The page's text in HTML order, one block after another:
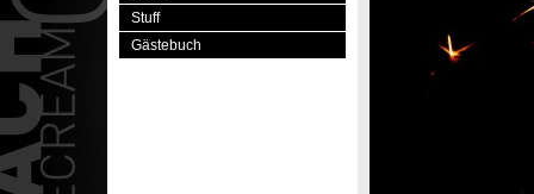
Stuff
Gästebuch